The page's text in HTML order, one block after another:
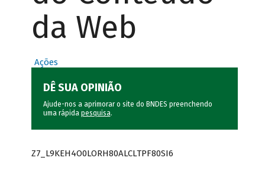
da Web
Ações
DÊ SUA OPINIÃO
Ajude-nos a aprimorar o site do BNDES preenchendo
uma rápida pesquisa.
Z7_L9KEH4O0LORH80ALCLTPF80SI6